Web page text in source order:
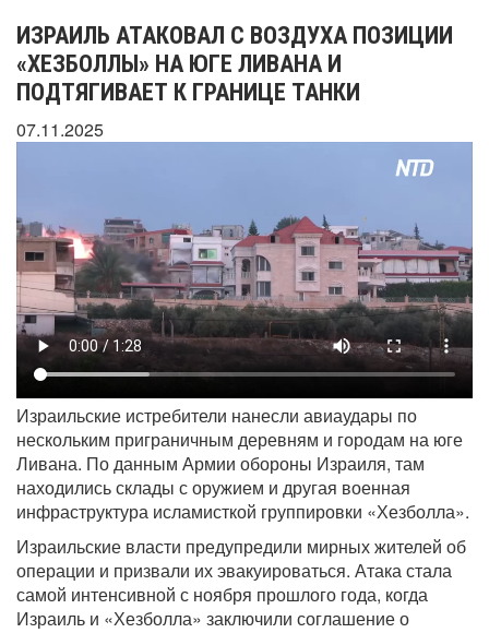
ИЗРАИЛЬ АТАКОВАЛ С ВОЗДУХА ПОЗИЦИИ
«ХЕЗБОЛЛЫ» НА ЮГЕ ЛИВАНА И
ПОДТЯГИВАЕТ К ГРАНИЦЕ ТАНКИ
07.11.2025
Израильские истребители нанесли авиаудары по
нескольким приграничным деревням и городам на юге
Ливана. По данным Армии обороны Израиля, там
находились склады с оружием и другая военная
инфраструктура исламисткой группировки «Хезболла».
Израильские власти предупредили мирных жителей об
операции и призвали их эвакуироваться. Атака стала
самой интенсивной с ноября прошлого года, когда
Израиль и «Хезболла» заключили соглашение о